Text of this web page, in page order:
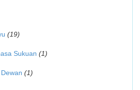
(19)
Sukuan (1)
(1)